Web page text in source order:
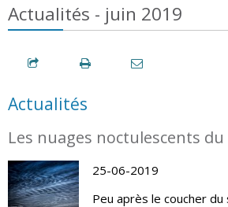
Actualités - juin 2019
Actualités
Les nuages noctulescents
25-06-2019
Peu après le coucher